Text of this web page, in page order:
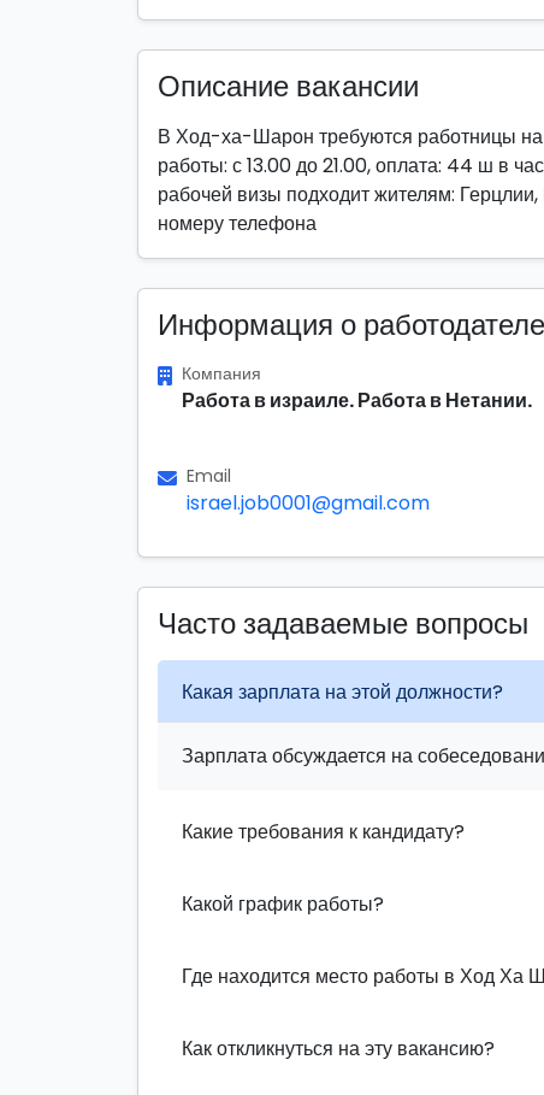
Описание вакансии
В Ход-ха-Шарон требуются работницы
работы: с 13.00 до 21.00, оплата: 44 ш в
рабочей визы подходит жителям:
номеру телефона
Информация о работодателе
Компания
Работа в израиле. Работа в Нетании.
Email
israel.job0001@gmail.com
Часто задаваемые вопросы
Какая зарплата на этой должности?
Зарплата обсуждается на
Какие требования к кандидату?
Какой график работы?
Где находится место работы в Ход Ха
Как откликнуться на эту вакансию?